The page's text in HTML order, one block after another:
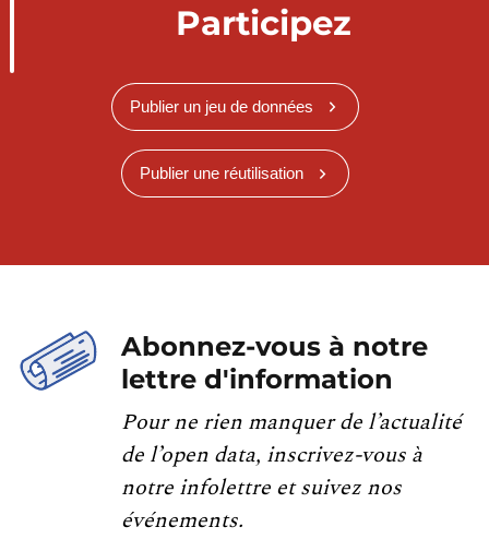
Participez
Publier un jeu de données
Publier une réutilisation
Abonnez-vous à notre
lettre d'information
Pour ne rien manquer de l’actualité
de l’open data, inscrivez-vous à
notre infolettre et suivez nos
événements.